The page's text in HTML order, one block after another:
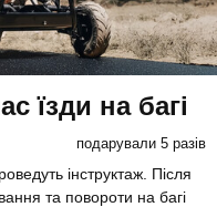
їзди на багі
подарували 5 разів
інструктаж. Після
та повороти на багі